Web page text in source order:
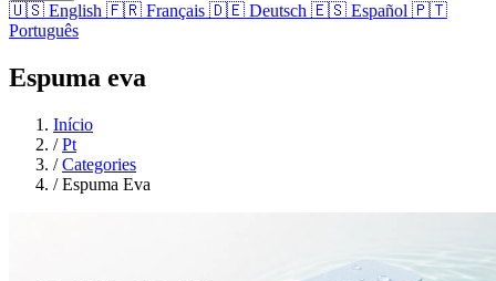
🇺🇸 English 🇫🇷 Français 🇩🇪 Deutsch 🇪🇸 Español 🇵🇹
Português
Espuma eva
Início
/ Pt
/ Categories
/ Espuma Eva